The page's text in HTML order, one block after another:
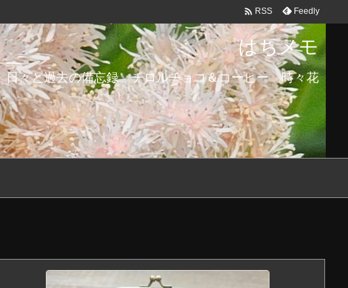
はちメモ
日々と過去の備忘録 チロルチョコ＆コーヒー 時々花
 RSS Feedly